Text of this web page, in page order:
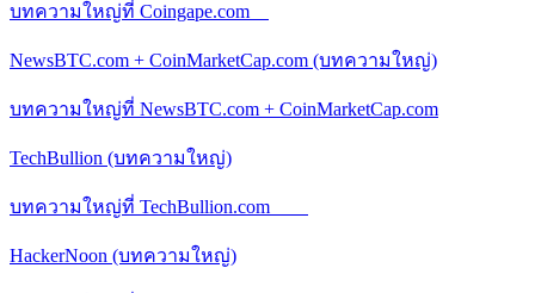
บทความใหญ่ที่ Coingape.com
NewsBTC.com + CoinMarketCap.com (บทความใหญ่)
บทความใหญ่ที่ NewsBTC.com + CoinMarketCap.com
TechBullion (บทความใหญ่)
บทความใหญ่ที่ TechBullion.com
HackerNoon (บทความใหญ่)